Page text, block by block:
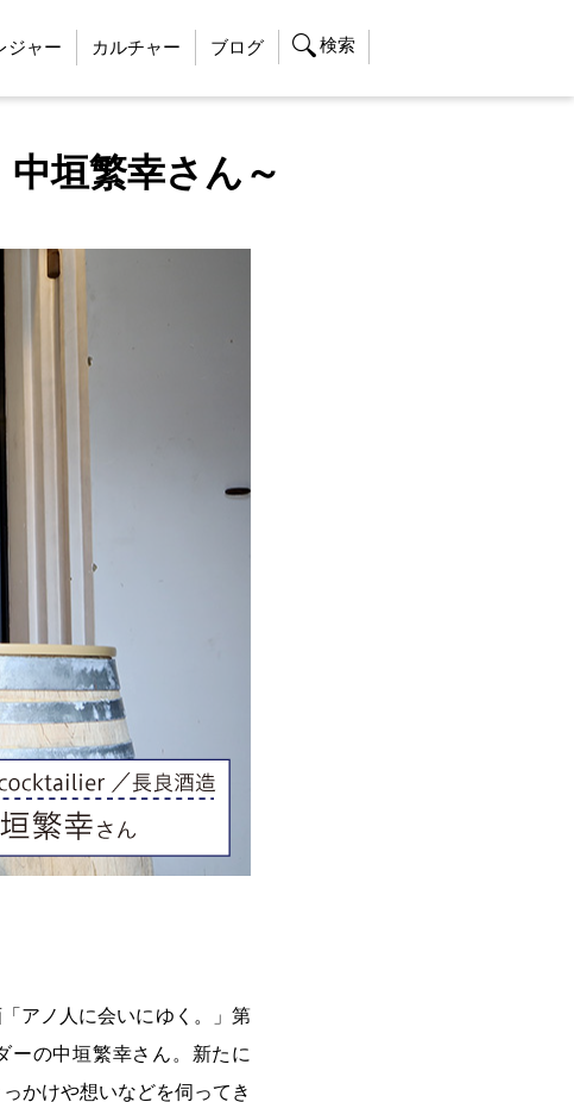
ジャー カルチャー ブログ 検索
垣繁幸さん～
アノ人に会いにゆく。」第
ーの中垣繁幸さん。新たに
かけや想いなどを伺ってき